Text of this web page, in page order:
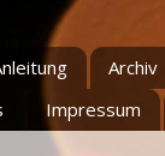
Archiv
Impressum